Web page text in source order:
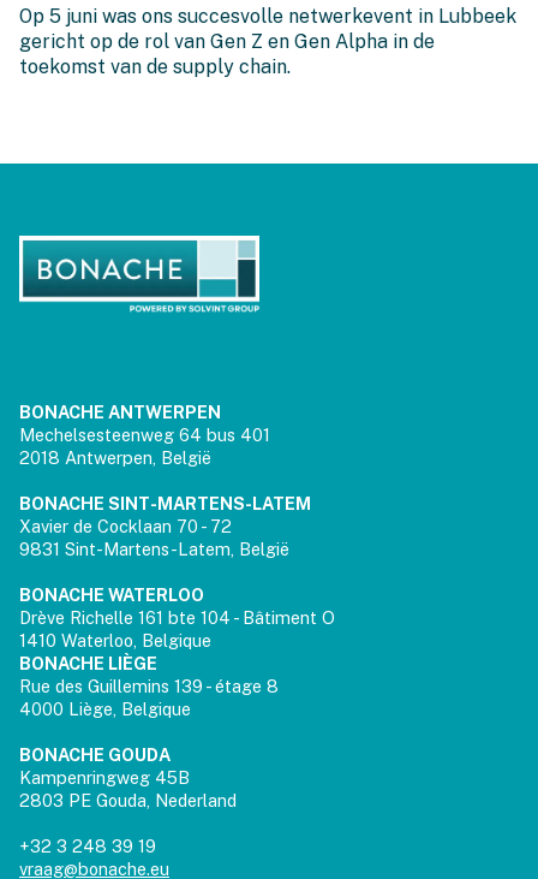
Netwerkevent in Lubbeek
Op 5 juni was ons succesvolle netwerkevent in Lubbeek
gericht op de rol van Gen Z en Gen Alpha in de
toekomst van de supply chain.
BONACHE ANTWERPEN
Mechelsesteenweg 64 bus 401
2018 Antwerpen, België
BONACHE SINT-MARTENS-LATEM
Xavier de Cocklaan 70 - 72
9831 Sint-Martens-Latem, België
BONACHE WATERLOO
Drève Richelle 161 bte 104 - Bâtiment O
1410 Waterloo, Belgique
BONACHE LIÈGE
Rue des Guillemins 139 - étage 8
4000 Liège, Belgique
BONACHE GOUDA
Kampenringweg 45B
2803 PE Gouda, Nederland
+32 3 248 39 19
vraag@bonache.eu